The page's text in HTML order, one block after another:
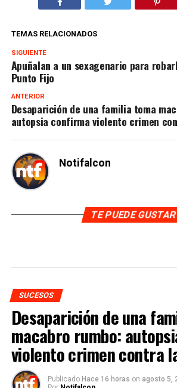
TEMAS RELACIONADOS
SIGUIENTE
Apuñalan a un sexagenario para
Punto Fijo
ANTERIOR
Desaparición de una familia toma
autopsia confirma violento crimen
Notifalcon
TE PUEDE GUSTAR
SUCESOS
Desaparición de una
macabro rumbo:
violento crimen contra
Publicado Hace 16 horas on agosto 5,